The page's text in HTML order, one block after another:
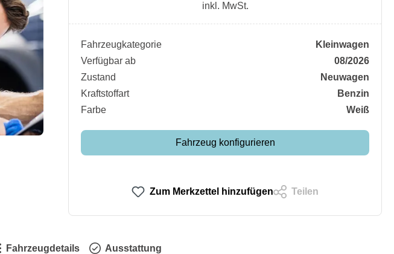
inkl. MwSt.
Fahrzeugkategorie
Kleinwagen
Verfügbar ab
08/2026
Zustand
Neuwagen
Kraftstoffart
Benzin
Farbe
Weiß
Fahrzeug konfigurieren
Zum Merkzettel hinzufügen Teilen
Fahrzeugdetails Ausstattung